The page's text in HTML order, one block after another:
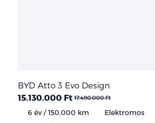
BYD Atto 3 Evo Design
15.130.000 Ft 17.490.000 Ft
6 év / 150.000 km Elektromos